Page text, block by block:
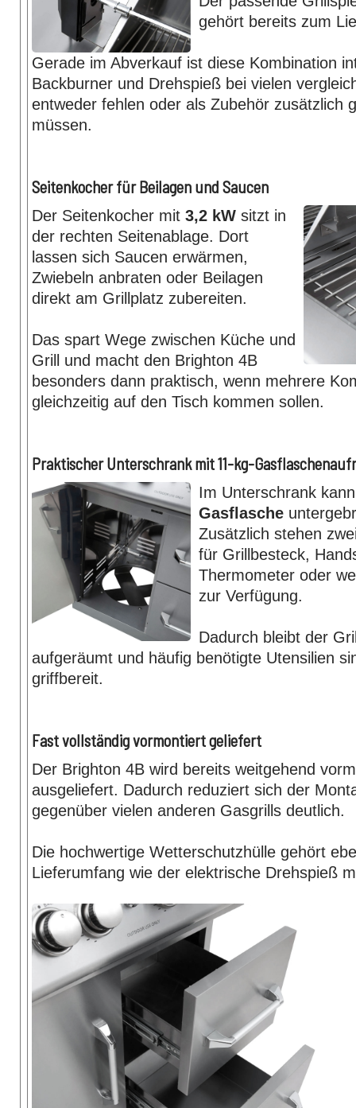
gehört bereits zum
Gerade im Abverkauf ist diese Kombination
Backburner und Drehspieß bei vielen
entweder fehlen oder als Zubehör zusätzlich
müssen.
Seitenkocher für Beilagen und Saucen
Der Seitenkocher mit 3,2 kW sitzt in
der rechten Seitenablage. Dort
lassen sich Saucen erwärmen,
Zwiebeln anbraten oder Beilagen
direkt am Grillplatz zubereiten.
Das spart Wege zwischen Küche und
Grill und macht den Brighton 4B
besonders dann praktisch, wenn mehrere
gleichzeitig auf den Tisch kommen sollen.
Praktischer Unterschrank mit 11-kg-
Im Unterschrank
Gasflasche
Zusätzlich stehen
für Grillbesteck,
Thermometer oder
zur Verfügung.
Dadurch bleibt der
aufgeräumt und häufig benötigte Utensilien
griffbereit.
Fast vollständig vormontiert geliefert
Der Brighton 4B wird bereits weitgehend
ausgeliefert. Dadurch reduziert sich der
gegenüber vielen anderen Gasgrills deutlich.
Die hochwertige Wetterschutzhülle gehört
Lieferumfang wie der elektrische Drehspieß